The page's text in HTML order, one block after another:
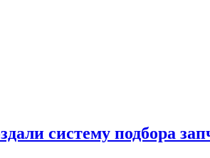
систему подбора